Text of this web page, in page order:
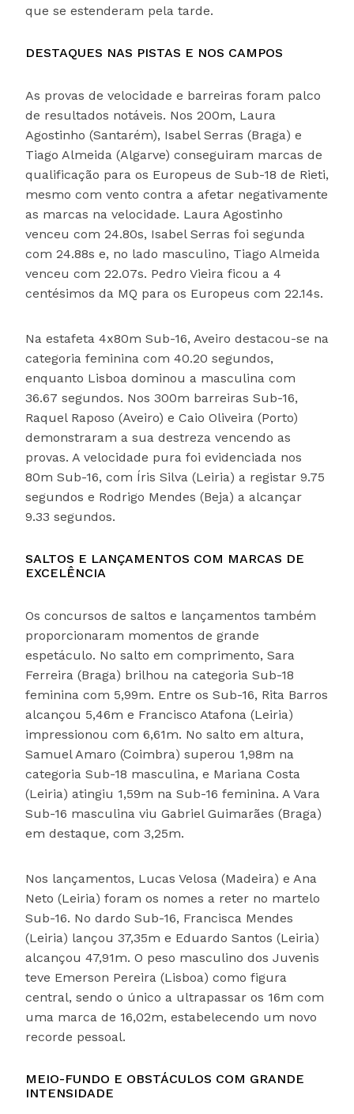
que se estenderam pela tarde.
DESTAQUES NAS PISTAS E NOS CAMPOS
As provas de velocidade e barreiras foram palco
de resultados notáveis. Nos 200m, Laura
Agostinho (Santarém), Isabel Serras (Braga) e
Tiago Almeida (Algarve) conseguiram marcas de
qualificação para os Europeus de Sub-18 de Rieti,
mesmo com vento contra a afetar negativamente
as marcas na velocidade. Laura Agostinho
venceu com 24.80s, Isabel Serras foi segunda
com 24.88s e, no lado masculino, Tiago Almeida
venceu com 22.07s. Pedro Vieira ficou a 4
centésimos da MQ para os Europeus com 22.14s.
Na estafeta 4x80m Sub-16, Aveiro destacou-se na
categoria feminina com 40.20 segundos,
enquanto Lisboa dominou a masculina com
36.67 segundos. Nos 300m barreiras Sub-16,
Raquel Raposo (Aveiro) e Caio Oliveira (Porto)
demonstraram a sua destreza vencendo as
provas. A velocidade pura foi evidenciada nos
80m Sub-16, com Íris Silva (Leiria) a registar 9.75
segundos e Rodrigo Mendes (Beja) a alcançar
9.33 segundos.
SALTOS E LANÇAMENTOS COM MARCAS DE
EXCELÊNCIA
Os concursos de saltos e lançamentos também
proporcionaram momentos de grande
espetáculo. No salto em comprimento, Sara
Ferreira (Braga) brilhou na categoria Sub-18
feminina com 5,99m. Entre os Sub-16, Rita Barros
alcançou 5,46m e Francisco Atafona (Leiria)
impressionou com 6,61m. No salto em altura,
Samuel Amaro (Coimbra) superou 1,98m na
categoria Sub-18 masculina, e Mariana Costa
(Leiria) atingiu 1,59m na Sub-16 feminina. A Vara
Sub-16 masculina viu Gabriel Guimarães (Braga)
em destaque, com 3,25m.
Nos lançamentos, Lucas Velosa (Madeira) e Ana
Neto (Leiria) foram os nomes a reter no martelo
Sub-16. No dardo Sub-16, Francisca Mendes
(Leiria) lançou 37,35m e Eduardo Santos (Leiria)
alcançou 47,91m. O peso masculino dos Juvenis
teve Emerson Pereira (Lisboa) como figura
central, sendo o único a ultrapassar os 16m com
uma marca de 16,02m, estabelecendo um novo
recorde pessoal.
MEIO-FUNDO E OBSTÁCULOS COM GRANDE
INTENSIDADE